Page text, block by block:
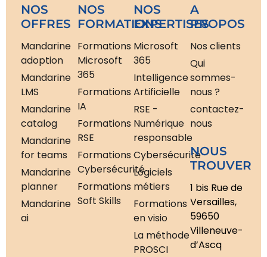
NOS
OFFRES
Mandarine
adoption
Mandarine
LMS
Mandarine
catalog
Mandarine
for teams
Mandarine
planner
Mandarine
ai
NOS
FORMATIONS
Formations
Microsoft
365
Formations
IA
Formations
RSE
Formations
Cybersécurité
Formations
Soft Skills
NOS
EXPERTISES
Microsoft
365
Intelligence
Artificielle
RSE -
Numérique
responsable
Cybersécurité
Logiciels
métiers
Formations
en visio
La méthode
PROSCI
A
PROPOS
Nos clients
Qui
sommes-
nous ?
contactez-
nous
NOUS
TROUVER
1 bis Rue de
Versailles,
59650
Villeneuve-
d’Ascq